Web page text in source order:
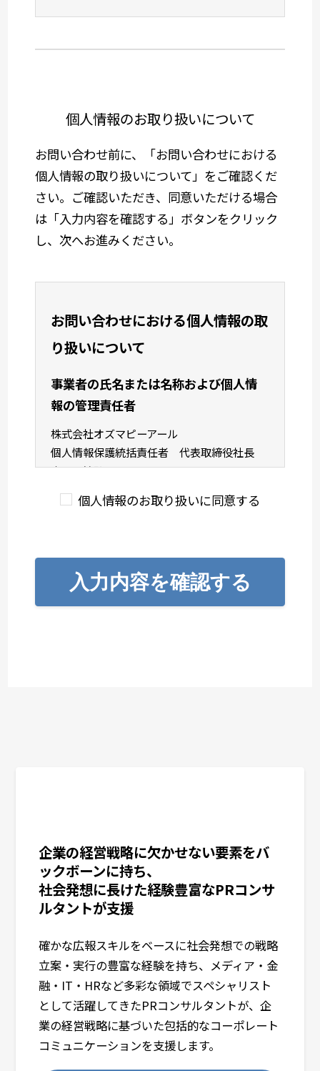
個人情報のお取り扱いについて
お問い合わせ前に、「お問い合わせにおける
個人情報の取り扱いについて」をご確認くだ
さい。ご確認いただき、同意いただける場合
は「入力内容を確認する」ボタンをクリック
し、次へお進みください。
お問い合わせにおける個人情報の取
り扱いについて
事業者の氏名または名称および個人情
報の管理責任者
株式会社オズマピーアール
個人情報保護統括責任者 代表取締役社長
中尾 敏弘
個人情報の利用目的
個人情報の第三者提供について
〒102-8025 東京都千代田区紀尾井町3-23
株式会社オズマピーアール
計画管理室
個人情報の安全管理措置について
取得した個人情報については、紛失、破壊、
改ざん、漏洩の予防並びに是正、その他個人
情報の安全管理のための適切な措置を行いま
す。
個人情報保護方針
個人情報のお取り扱いに同意する
入力内容を確認する
企業の経営戦略に欠かせない要素をバ
ックボーンに持ち、
社会発想に長けた経験豊富なPRコンサ
ルタントが支援
確かな広報スキルをベースに社会発想での戦略
立案・実行の豊富な経験を持ち、メディア・金
融・IT・HRなど多彩な領域でスペシャリスト
として活躍してきたPRコンサルタントが、企
業の経営戦略に基づいた包括的なコーポレート
コミュニケーションを支援します。